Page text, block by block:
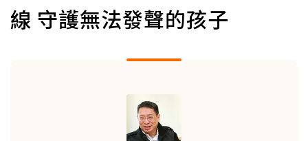
線 守護無法發聲的孩子